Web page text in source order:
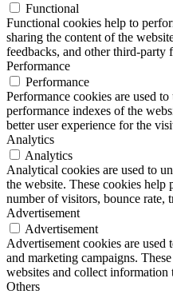
Functional
Functional cookies help to
sharing the content of the
feedbacks, and other third-party
Performance
Performance
Performance cookies are used
performance indexes of the
better user experience for the
Analytics
Analytics
Analytical cookies are used to
the website. These cookies
number of visitors, bounce rate,
Advertisement
Advertisement
Advertisement cookies are
and marketing campaigns.
websites and collect information
Others